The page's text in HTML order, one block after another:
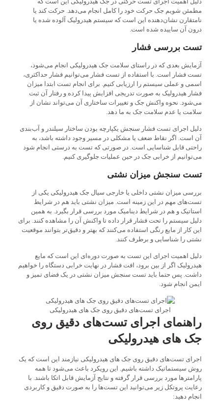
مطمئن شویم جک حرکت خود را کامل انجام می‌دهد. حرکت کند یا
نامتقارن نشان‌دهنده این است که سیستم هیدرولیک آلوده شده یا
درون آن ساییده شده است.
تست بررسی فشار
آزمایش بعدی که در راستای سلامت جک هیدرولیکی انجام می‌شود،
تست فشار است. با استفاده از تست فشار می‌توانیم فشار حداکثری،
اسمی و عملی سیستم را ارزیابی کنیم. برای انجام تست ابتدا میزان
فشار هیدرولیک به صورت تدریجی افزایش پیدا کرده و رفتار آن ثبت
می‌شود. نحوه واکنش جک و تغییرات ساختاری آن می‌تواند نشان از
سلامت یا عدم سلامت جک به ما دهد.
دلیل اجرای تست فشار سنجش یکپارچه بودن ساختار سیلندر و آب‌بندی
آن است. اگر نقاط ضعف یا مشکلی در مسیر وجود داشته باشد، به
راحتی قابل شناسایی است. در صورتی که تست به درستی انجام شود
می‌توانیم از خرابی جک در حین عملیات جلوگیری کنیم.
تست سنجش میزان نشتی
بررسی میزان نشتی داخلی یا خارجی سیال جک هیدرولیکی یکی از
تست‌های مهم در این زمینه است. میزان نشتی باید هم در شرایط
استاتیک و هم در شرایط دینامیک مورد بررسی قرار بگیرد. به همین
دلیل سیستم را تحت فشار قرار داده تا واکنش آن را مشاهده کنند. برای
این کار از مایع رنگی استفاده می‌کنند که بهتر و دقیق‌تر بتوانند موقعیت
نشتی را شناسایی و برطرف کنند.
دلیل اهمیت اجرای این تست به صورت دوره‌ای این است که مایع
هیدرولیک اگر از بین برود، افت فشار در نهایت خرابی دستگاه را خواهیم
داشت. پس حتما باید تست سنجش میزان نشتی در یک فضای تمیز و
ایمن انجام شود.
اجرای تست‌های دقیق روی جک های هیدرولیکی
راهنمای اجرای تست‌های دقیق روی
جک های هیدرولیکی
اجرای تست‌های دقیق روی جک های هیدرولیکی نیازمند این است که یک
روش سیستماتیک داشته باشیم. این رویکرد باعث می‌شود تا همه
پارامترها مورد بررسی قرار گرفته و نتایج آزمایش قابل اتکا باشند. با
رعایت پروتکل زیر می‌توانید این تست‌ها را به صورت دقیق و کاربردی
انجام دهید: